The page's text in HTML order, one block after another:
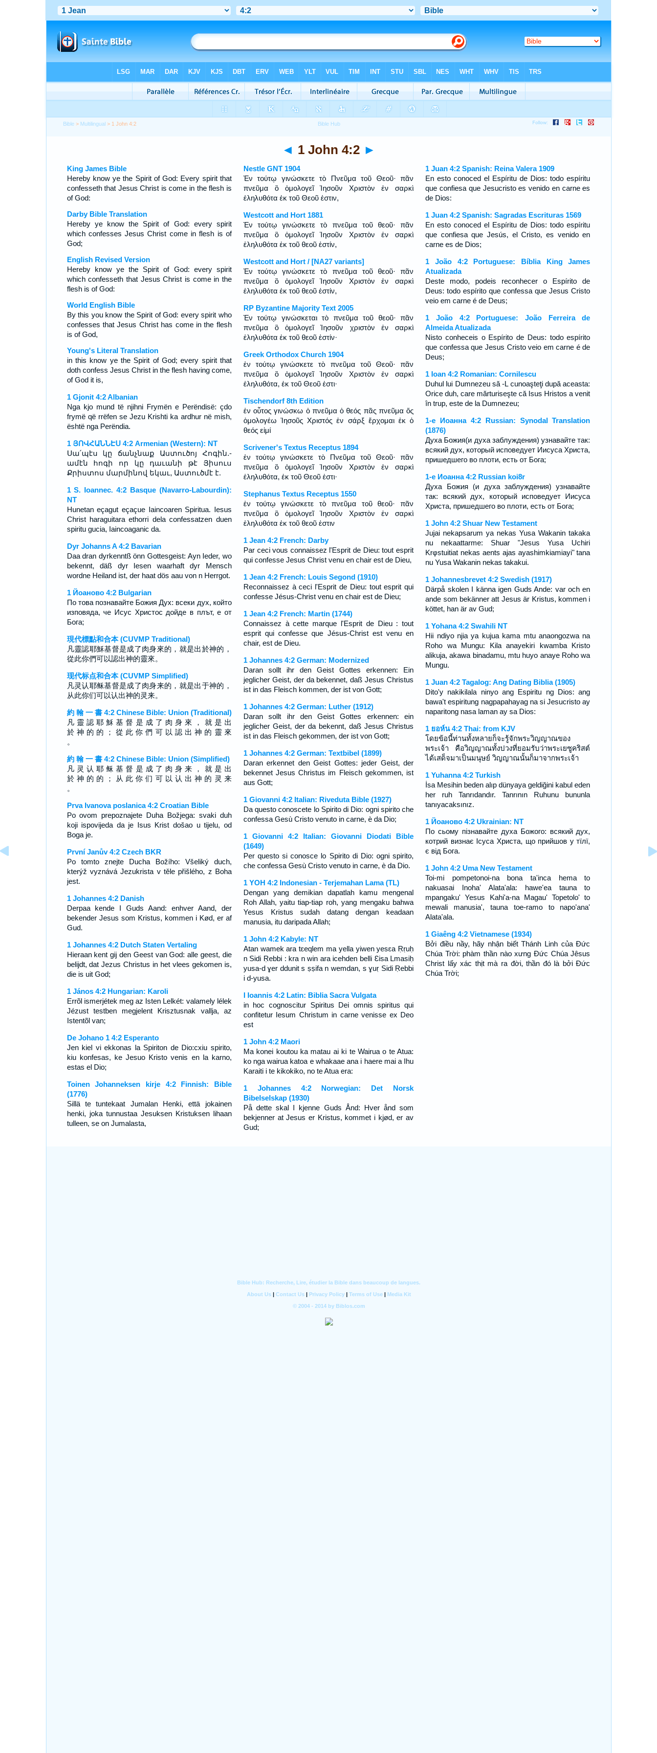
Bible > Multilingual > 1 John 4:2
◄ 1 John 4:2 ►
King James Bible
Hereby know ye the Spirit of God: Every spirit that
confesseth that Jesus Christ is come in the flesh is
of God:
Darby Bible Translation
Hereby ye know the Spirit of God: every spirit
which confesses Jesus Christ come in flesh is of
God;
English Revised Version
Hereby know ye the Spirit of God: every spirit
which confesseth that Jesus Christ is come in the
flesh is of God:
World English Bible
By this you know the Spirit of God: every spirit who
confesses that Jesus Christ has come in the flesh
is of God,
Young's Literal Translation
in this know ye the Spirit of God; every spirit that
doth confess Jesus Christ in the flesh having come,
of God it is,
1 Gjonit 4:2 Albanian
Nga kjo mund të njihni Frymën e Perëndisë: çdo
frymë që rrëfen se Jezu Krishti ka ardhur në mish,
është nga Perëndia.
1 ՅՈՎՀԱՆՆԷՍ 4:2 Armenian (Western): NT
Սա՛պէս կը ճանչնաք Աստուծոյ Հոգին.-
ամէն հոգի որ կը դաւանի թէ Յիսուս
Քրիստոս մարմինով եկաւ, Աստուծմէ է.
1 S. Ioannec. 4:2 Basque (Navarro-Labourdin):
NT
Hunetan eçagut eçaçue Iaincoaren Spiritua. Iesus
Christ haraguitara ethorri dela confessatzen duen
spiritu gucia, Iaincoaganic da.
Dyr Johanns A 4:2 Bavarian
Daa dran dyrkenntß önn Gottesgeist: Ayn Ieder, wo
bekennt, däß dyr Iesen waarhaft dyr Mensch
wordne Heiland ist, der haat dös aau von n Herrgot.
1 Йоаново 4:2 Bulgarian
По това познавайте Божия Дух: всеки дух, който
изповяда, че Исус Христос дойде в плът, е от
Бога;
現代標點和合本 (CUVMP Traditional)
凡靈認耶穌基督是成了肉身來的，就是出於神的，
從此你們可以認出神的靈來。
现代标点和合本 (CUVMP Simplified)
凡灵认耶稣基督是成了肉身来的，就是出于神的，
从此你们可以认出神的灵来。
約 翰 一 書 4:2 Chinese Bible: Union (Traditional)
凡 靈 認 耶 穌 基 督 是 成 了 肉 身 來 ， 就 是 出
於 神 的 的 ； 從 此 你 們 可 以 認 出 神 的 靈 來
。
約 翰 一 書 4:2 Chinese Bible: Union (Simplified)
凡 灵 认 耶 稣 基 督 是 成 了 肉 身 来 ， 就 是 出
於 神 的 的 ； 从 此 你 们 可 以 认 出 神 的 灵 来
。
Prva Ivanova poslanica 4:2 Croatian Bible
Po ovom prepoznajete Duha Božjega: svaki duh
koji ispovijeda da je Isus Krist došao u tijelu, od
Boga je.
První Janův 4:2 Czech BKR
Po tomto znejte Ducha Božího: Všeliký duch,
kterýž vyznává Jezukrista v těle přišlého, z Boha
jest.
1 Johannes 4:2 Danish
Derpaa kende I Guds Aand: enhver Aand, der
bekender Jesus som Kristus, kommen i Kød, er af
Gud.
1 Johannes 4:2 Dutch Staten Vertaling
Hieraan kent gij den Geest van God: alle geest, die
belijdt, dat Jezus Christus in het vlees gekomen is,
die is uit God;
1 János 4:2 Hungarian: Karoli
Errõl ismerjétek meg az Isten Lelkét: valamely lélek
Jézust testben megjelent Krisztusnak vallja, az
Istentõl van;
De Johano 1 4:2 Esperanto
Jen kiel vi ekkonas la Spiriton de Dio:cxiu spirito,
kiu konfesas, ke Jesuo Kristo venis en la karno,
estas el Dio;
Toinen Johanneksen kirje 4:2 Finnish: Bible
(1776)
Sillä te tuntekaat Jumalan Henki, että jokainen
henki, joka tunnustaa Jesuksen Kristuksen lihaan
tulleen, se on Jumalasta,
Nestle GNT 1904
Ἐν τούτῳ γινώσκετε τὸ Πνεῦμα τοῦ Θεοῦ· πᾶν
πνεῦμα ὃ ὁμολογεῖ Ἰησοῦν Χριστὸν ἐν σαρκὶ
ἐληλυθότα ἐκ τοῦ Θεοῦ ἐστιν,
Westcott and Hort 1881
Ἐν τούτῳ γινώσκετε τὸ πνεῦμα τοῦ θεοῦ· πᾶν
πνεῦμα ὃ ὁμολογεῖ Ἰησοῦν Χριστὸν ἐν σαρκὶ
ἐληλυθότα ἐκ τοῦ θεοῦ ἐστίν,
Westcott and Hort / [NA27 variants]
Ἐν τούτῳ γινώσκετε τὸ πνεῦμα τοῦ θεοῦ· πᾶν
πνεῦμα ὃ ὁμολογεῖ Ἰησοῦν Χριστὸν ἐν σαρκὶ
ἐληλυθότα ἐκ τοῦ θεοῦ ἐστίν,
RP Byzantine Majority Text 2005
Ἐν τούτῳ γινώσκεται τὸ πνεῦμα τοῦ θεοῦ· πᾶν
πνεῦμα ὃ ὁμολογεῖ Ἰησοῦν χριστὸν ἐν σαρκὶ
ἐληλυθότα ἐκ τοῦ θεοῦ ἐστίν·
Greek Orthodox Church 1904
ἐν τούτῳ γινώσκετε τὸ πνεῦμα τοῦ Θεοῦ· πᾶν
πνεῦμα ὃ ὁμολογεῖ Ἰησοῦν Χριστὸν ἐν σαρκὶ
ἐληλυθότα, ἐκ τοῦ Θεοῦ ἐστι·
Tischendorf 8th Edition
ἐν οὗτος γινώσκω ὁ πνεῦμα ὁ θεός πᾶς πνεῦμα ὅς
ὁμολογέω Ἰησοῦς Χριστός ἐν σάρξ ἔρχομαι ἐκ ὁ
θεός εἰμί
Scrivener's Textus Receptus 1894
ἐν τούτῳ γινώσκετε τὸ Πνεῦμα τοῦ Θεοῦ· πᾶν
πνεῦμα ὃ ὁμολογεῖ Ἰησοῦν Χριστὸν ἐν σαρκὶ
ἐληλυθότα, ἐκ τοῦ Θεοῦ ἐστι·
Stephanus Textus Receptus 1550
ἐν τούτῳ γινώσκετε τὸ πνεῦμα τοῦ θεοῦ· πᾶν
πνεῦμα ὃ ὁμολογεῖ Ἰησοῦν Χριστὸν ἐν σαρκὶ
ἐληλυθότα ἐκ τοῦ θεοῦ ἐστιν
1 Jean 4:2 French: Darby
Par ceci vous connaissez l'Esprit de Dieu: tout esprit
qui confesse Jesus Christ venu en chair est de Dieu,
1 Jean 4:2 French: Louis Segond (1910)
Reconnaissez à ceci l'Esprit de Dieu: tout esprit qui
confesse Jésus-Christ venu en chair est de Dieu;
1 Jean 4:2 French: Martin (1744)
Connaissez à cette marque l'Esprit de Dieu : tout
esprit qui confesse que Jésus-Christ est venu en
chair, est de Dieu.
1 Johannes 4:2 German: Modernized
Daran sollt ihr den Geist Gottes erkennen: Ein
jeglicher Geist, der da bekennet, daß Jesus Christus
ist in das Fleisch kommen, der ist von Gott;
1 Johannes 4:2 German: Luther (1912)
Daran sollt ihr den Geist Gottes erkennen: ein
jeglicher Geist, der da bekennt, daß Jesus Christus
ist in das Fleisch gekommen, der ist von Gott;
1 Johannes 4:2 German: Textbibel (1899)
Daran erkennet den Geist Gottes: jeder Geist, der
bekennet Jesus Christus im Fleisch gekommen, ist
aus Gott;
1 Giovanni 4:2 Italian: Riveduta Bible (1927)
Da questo conoscete lo Spirito di Dio: ogni spirito che
confessa Gesù Cristo venuto in carne, è da Dio;
1 Giovanni 4:2 Italian: Giovanni Diodati Bible
(1649)
Per questo si conosce lo Spirito di Dio: ogni spirito,
che confessa Gesù Cristo venuto in carne, è da Dio.
1 YOH 4:2 Indonesian - Terjemahan Lama (TL)
Dengan yang demikian dapatlah kamu mengenal
Roh Allah, yaitu tiap-tiap roh, yang mengaku bahwa
Yesus Kristus sudah datang dengan keadaan
manusia, itu daripada Allah;
1 John 4:2 Kabyle: NT
Atan wamek ara tɛeqlem ma yella yiwen yesɛa Ṛṛuḥ
n Sidi Ṛebbi : kra n win ara icehden belli Ɛisa Lmasiḥ
yusa-d ɣer ddunit s ṣṣifa n wemdan, s ɣuṛ Sidi Ṛebbi
i d-yusa.
I Ioannis 4:2 Latin: Biblia Sacra Vulgata
in hoc cognoscitur Spiritus Dei omnis spiritus qui
confitetur Iesum Christum in carne venisse ex Deo
est
1 John 4:2 Maori
Ma konei koutou ka matau ai ki te Wairua o te Atua:
ko nga wairua katoa e whakaae ana i haere mai a Ihu
Karaiti i te kikokiko, no te Atua era:
1 Johannes 4:2 Norwegian: Det Norsk
Bibelselskap (1930)
På dette skal I kjenne Guds Ånd: Hver ånd som
bekjenner at Jesus er Kristus, kommet i kjød, er av
Gud;
1 Juan 4:2 Spanish: Reina Valera 1909
En esto conoced el Espíritu de Dios: todo espíritu
que confiesa que Jesucristo es venido en carne es
de Dios:
1 Juan 4:2 Spanish: Sagradas Escrituras 1569
En esto conoced el Espíritu de Dios: todo espíritu
que confiesa que Jesús, el Cristo, es venido en
carne es de Dios;
1 João 4:2 Portuguese: Bíblia King James
Atualizada
Deste modo, podeis reconhecer o Espírito de
Deus: todo espírito que confessa que Jesus Cristo
veio em carne é de Deus;
1 João 4:2 Portuguese: João Ferreira de
Almeida Atualizada
Nisto conheceis o Espírito de Deus: todo espírito
que confessa que Jesus Cristo veio em carne é de
Deus;
1 Ioan 4:2 Romanian: Cornilescu
Duhul lui Dumnezeu să -L cunoaşteţi după aceasta:
Orice duh, care mărturiseşte că Isus Hristos a venit
în trup, este de la Dumnezeu;
1-e Иоанна 4:2 Russian: Synodal Translation
(1876)
Духа Божия(и духа заблуждения) узнавайте так:
всякий дух, который исповедует Иисуса Христа,
пришедшего во плоти, есть от Бога;
1-e Иоанна 4:2 Russian koi8r
Духа Божия (и духа заблуждения) узнавайте
так: всякий дух, который исповедует Иисуса
Христа, пришедшего во плоти, есть от Бога;
1 John 4:2 Shuar New Testament
Jujai nekapsarum ya nekas Yusa Wakanin takaka
nu nekaattarme: Shuar "Jesus Yusa Uchiri
Krφstuitiat nekas aents ajas ayashimkiamiayi" tana
nu Yusa Wakanin nekas takakui.
1 Johannesbrevet 4:2 Swedish (1917)
Därpå skolen I känna igen Guds Ande: var och en
ande som bekänner att Jesus är Kristus, kommen i
köttet, han är av Gud;
1 Yohana 4:2 Swahili NT
Hii ndiyo njia ya kujua kama mtu anaongozwa na
Roho wa Mungu: Kila anayekiri kwamba Kristo
alikuja, akawa binadamu, mtu huyo anaye Roho wa
Mungu.
1 Juan 4:2 Tagalog: Ang Dating Biblia (1905)
Dito'y nakikilala ninyo ang Espiritu ng Dios: ang
bawa't espiritung nagpapahayag na si Jesucristo ay
naparitong nasa laman ay sa Dios:
1 ยอห์น 4:2 Thai: from KJV
โดยข้อนี้ท่านทั้งหลายก็จะรู้จักพระวิญญาณของ
พระเจ้า คือวิญญาณทั้งปวงที่ยอมรับว่าพระเยซูคริสต์
ได้เสด็จมาเป็นมนุษย์ วิญญาณนั้นก็มาจากพระเจ้า
1 Yuhanna 4:2 Turkish
İsa Mesihin beden alıp dünyaya geldiğini kabul eden
her ruh Tanrıdandır. Tanrının Ruhunu bununla
tanıyacaksınız.
1 Йоаново 4:2 Ukrainian: NT
По сьому пізнавайте духа Божого: всякий дух,
котрий визнає Ісуса Христа, що прийшов у тїлї,
є від Бога.
1 John 4:2 Uma New Testament
Toi-mi pompetonoi-na bona ta'inca hema to
nakuasai Inoha' Alata'ala: hawe'ea tauna to
mpangaku' Yesus Kahi'a-na Magau' Topetolo' to
mewali manusia', tauna toe-ramo to napo'ana'
Alata'ala.
1 Giaêng 4:2 Vietnamese (1934)
Bởi điều nầy, hãy nhận biết Thánh Linh của Ðức
Chúa Trời: phàm thần nào xưng Ðức Chúa Jêsus
Christ lấy xác thịt mà ra đời, thần đó là bởi Ðức
Chúa Trời;